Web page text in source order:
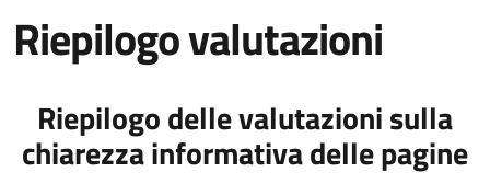
Riepilogo valutazioni
Riepilogo delle valutazioni sulla
chiarezza informativa delle pagine